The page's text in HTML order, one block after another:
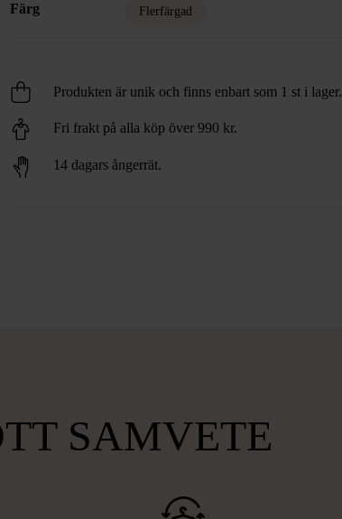
Färg Flerfärgad
Produkten är unik och finns enbart som 1 st i lager.
Fri frakt på alla köp över 990 kr.
14 dagars ångerrät.
SAMVETE